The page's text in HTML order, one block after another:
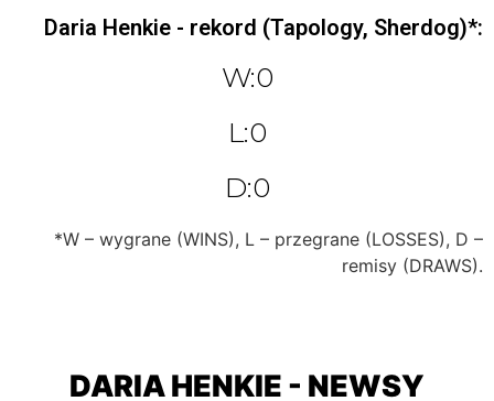
Daria Henkie - rekord (Tapology, Sherdog)*:
W:0
L:0
D:0
*W – wygrane (WINS), L – przegrane (LOSSES), D –
remisy (DRAWS).
DARIA HENKIE - NEWSY